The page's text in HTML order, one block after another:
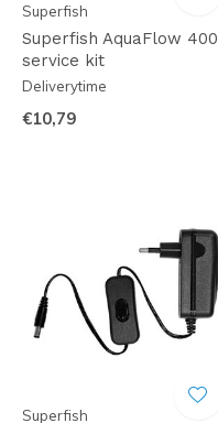
Superfish
Superfish AquaFlow 400
service kit
Deliverytime
€10,79
Superfish